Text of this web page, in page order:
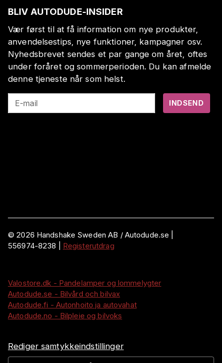
BLIV AUTODUDE-INSIDER
Vær først til at få information om nye produkter,
anvendelsestips, nye funktioner, kampagner osv.
Nyhedsbrevet sendes et par gange om året, oftes
under foråret og sommerperioden. Du kan afmelde
denne tjeneste når som helst.
E-mail INDSEND
©2026 Handshake Sweden AB / Autodude.se |
556974-8238
Registerutdrag
Valostore.dk - Pandelamper og lommelygter
Autodude.se - Bilvård och bilvax
Autodude.fi - Autonhoito ja autovahat
Autodude.no - Bilpleie og bilvoks
Rediger samtykkeindstillinger